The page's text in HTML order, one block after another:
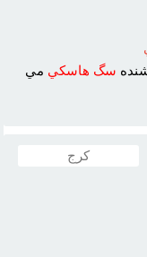
سگ هاسکي مي
کرج